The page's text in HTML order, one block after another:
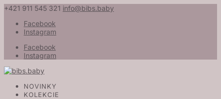
+421 911 545 321 info@bibs.baby
Facebook
Instagram
Facebook
Instagram
NOVINKY
KOLEKCIE